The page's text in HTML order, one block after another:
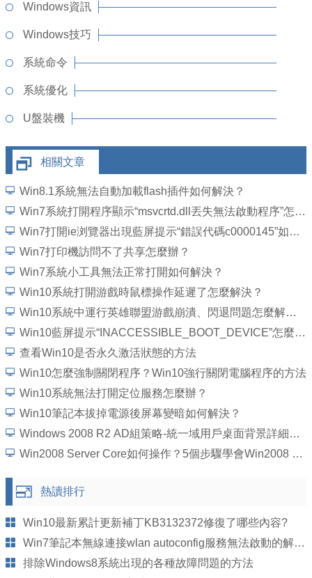
Windows資訊
Windows技巧
系統命令
系統優化
U盤裝機
相關文章
Win8.1系統無法自動加載flash插件如何解決？
Win7系統打開程序顯示“msvcrtd.dll丟失無法啟動程序”怎麼解決
Win7打開ie浏覽器出現藍屏提示“錯誤代碼c0000145”如何解決？
Win7打印機訪問不了共享怎麼辦？
Win7系統小工具無法正常打開如何解決？
Win10系統打開游戲時鼠標操作延遲了怎麼解決？
Win10系統中運行英雄聯盟游戲崩潰、閃退問題怎麼解決？
Win10藍屏提示“INACCESSIBLE_BOOT_DEVICE”怎麼處理？
查看Win10是否永久激活狀態的方法
Win10怎麼強制關閉程序？Win10強行關閉電腦程序的方法
Win10系統無法打開定位服務怎麼辦？
Win10筆記本拔掉電源後屏幕變暗如何解決？
Windows 2008 R2 AD組策略-統一域用戶桌面背景詳細圖文教程
Win2008 Server Core如何操作？5個步驟學會Win2008 Server Core操作
熱讀排行
Win10最新累計更新補丁KB3132372修復了哪些內容?
Win7筆記本無線連接wlan autoconfig服務無法啟動的解決方法
排除Windows8系統出現的各種故障問題的方法